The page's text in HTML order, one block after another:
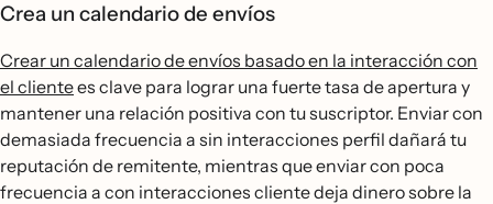
Crea un calendario de envíos
Crear un calendario de envíos basado en la interacción con
el clientees clave para lograr una fuerte tasa de apertura y
mantener una relación positiva con tu suscriptor. Enviar con
demasiada frecuencia a sin interacciones perfil dañará tu
reputación de remitente, mientras que enviar con poca
frecuencia a con interacciones cliente deja dinero sobre la